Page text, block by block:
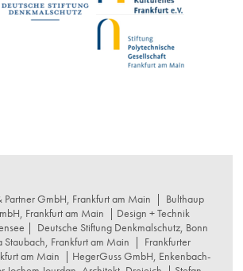
Partner GmbH, Frankfurt am Main | Bulthaup
Frankfurt am Main | Design + Technik
| Deutsche Stiftung Denkmalschutz, Bonn
Staubach, Frankfurt am Main | Frankfurter
am Main | HegerGuss GmbH, Enkenbach-